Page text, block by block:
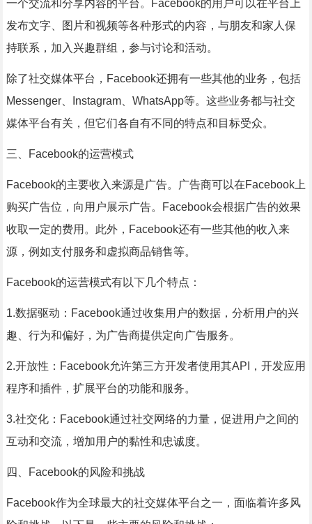
一个交流和分享内容的平台。Facebook的用户可以在平台上
发布文字、图片和视频等各种形式的内容，与朋友和家人保
持联系，加入兴趣群组，参与讨论和活动。
除了社交媒体平台，Facebook还拥有一些其他的业务，包括
Messenger、Instagram、WhatsApp等。这些业务都与社交
媒体平台有关，但它们各自有不同的特点和目标受众。
三、Facebook的运营模式
Facebook的主要收入来源是广告。广告商可以在Facebook上
购买广告位，向用户展示广告。Facebook会根据广告的效果
收取一定的费用。此外，Facebook还有一些其他的收入来
源，例如支付服务和虚拟商品销售等。
Facebook的运营模式有以下几个特点：
1.数据驱动：Facebook通过收集用户的数据，分析用户的兴
趣、行为和偏好，为广告商提供定向广告服务。
2.开放性：Facebook允许第三方开发者使用其API，开发应用
程序和插件，扩展平台的功能和服务。
3.社交化：Facebook通过社交网络的力量，促进用户之间的
互动和交流，增加用户的黏性和忠诚度。
四、Facebook的风险和挑战
Facebook作为全球最大的社交媒体平台之一，面临着许多风